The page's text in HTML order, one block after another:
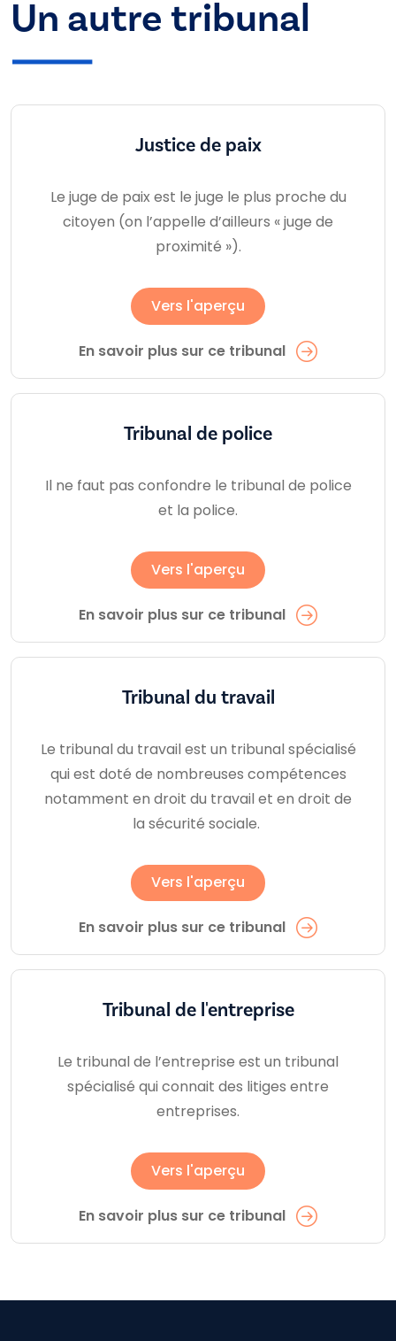
Un autre tribunal
Justice de paix
Le juge de paix est le juge le plus proche du
citoyen (on l’appelle d’ailleurs « juge de
proximité »).
Vers l'aperçu
En savoir plus sur ce tribunal
Tribunal de police
Il ne faut pas confondre le tribunal de police
et la police.
Vers l'aperçu
En savoir plus sur ce tribunal
Tribunal du travail
Le tribunal du travail est un tribunal spécialisé
qui est doté de nombreuses compétences
notamment en droit du travail et en droit de
la sécurité sociale.
Vers l'aperçu
En savoir plus sur ce tribunal
Tribunal de l'entreprise
Le tribunal de l’entreprise est un tribunal
spécialisé qui connait des litiges entre
entreprises.
Vers l'aperçu
En savoir plus sur ce tribunal